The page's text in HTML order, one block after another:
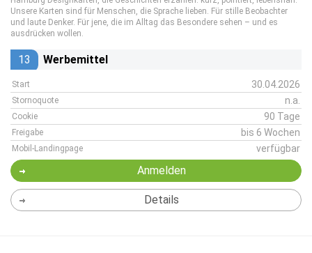
Unsere Karten sind für Menschen, die Sprache lieben. Für stille Beobachter
und laute Denker. Für jene, die im Alltag das Besondere sehen – und es
ausdrücken wollen.
13 Werbemittel
Start 30.04.2026
Stornoquote n.a.
Cookie 90 Tage
Freigabe bis 6 Wochen
Mobil-Landingpage verfügbar
Anmelden
Details